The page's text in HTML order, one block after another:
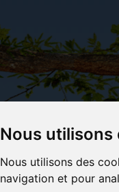
Nous utilisons
Nous utilisons des
navigation et pour
Carterie
papeterie
originale